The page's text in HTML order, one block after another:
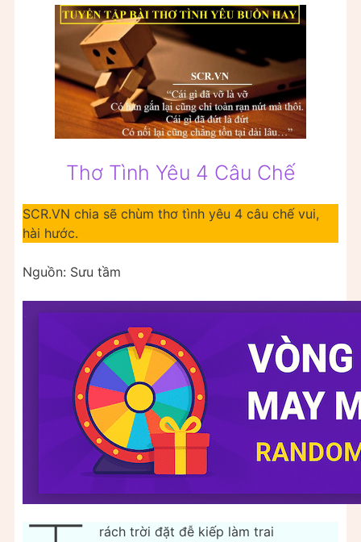
Thơ Tình Yêu 4 Câu Chế
SCR.VN chia sẽ chùm thơ tình yêu 4 câu chế vui,
hài hước.
Nguồn: Sưu tầm
rách trời đặt đễ kiếp làm trai